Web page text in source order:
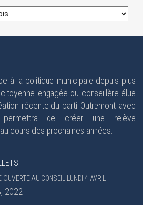
à la politique municipale depuis plus
engagée ou conseillère élue
récente du parti Outremont avec
permettra de créer une relève
cours des prochaines années.
OUVERTE AU CONSEIL LUNDI 4 AVRIL
2022